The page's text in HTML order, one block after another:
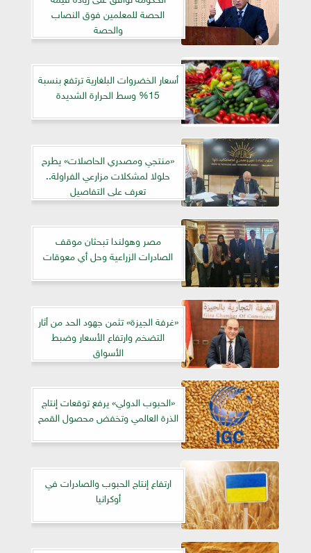
الحصة للمعلمين فوق النصاب
والحصة
أسعار الخضروات البلغارية ترتفع بنسبة
15% وسط الحرارة الشديدة
«منتجي ومصدري الحاصلات» يطرح
حلولا لمشكلات مزارعي الفراولة..
تعرف على التفاصيل
مصر وهولندا تبحثان موقف
الصادرات الزراعية وحل أي معوقات
«غرفة الجيزة» تثمن جهود الحد من أثار
التضخم وارتفاع الأسعار وضبط
الأسواق
«الحبوب الدولي» يرفع توقعات إنتاج
الذرة العالمي وتخفض محصول القمح
ارتفاع إنتاج الحبوب والصادرات في
أوكرانيا